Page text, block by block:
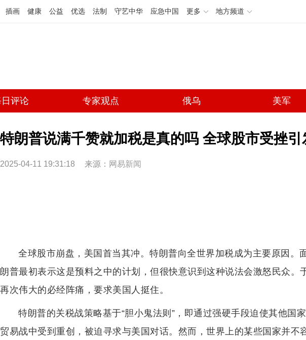
插画 健康 公益 优选 法制 守艺中华 应急中国 更多 地方频道
评论 专家观点 俄乌 美军
特朗普说满千赞就加税是真的吗 全球股市受挫引
2025-04-11 19:31:18 来源： 网易新闻
全球股市崩盘，美国首当其冲。特朗普向全世界加税成为主要原因。
朗普最初表示这是预料之中的计划，但很快意识到这种说法会激怒民众。
再次伟大的必经阵痛，要求美国人挺住。
特朗普的关税战策略基于“胆小鬼法则”，即通过强硬手段迫使其他国
贸易战中受到重创，被迫寻求与美国对话。然而，世界上的某些国家并不